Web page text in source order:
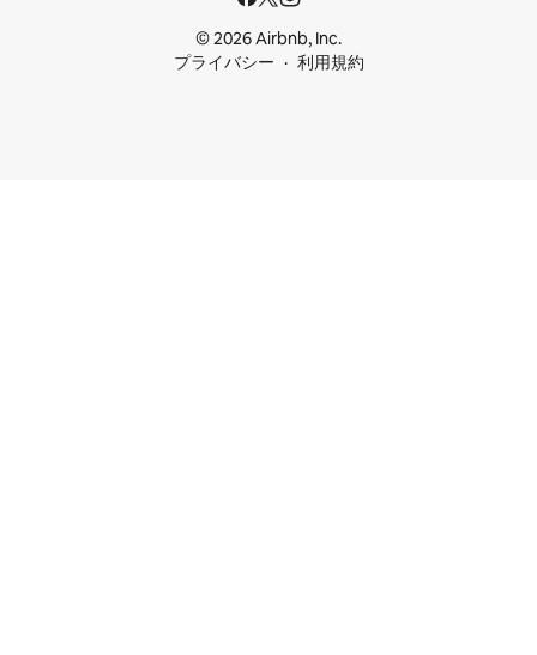
© 2026 Airbnb, Inc.
プライバシー
利用規約